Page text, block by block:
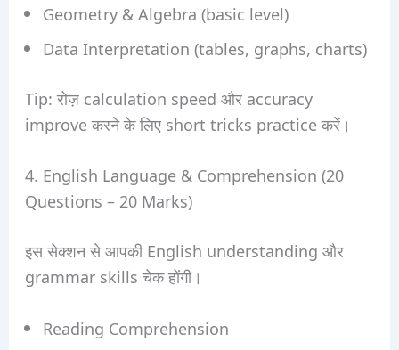
Geometry & Algebra (basic level)
Data Interpretation (tables, graphs, charts)
Tip: रोज़ calculation speed और accuracy
improve करने के लिए short tricks practice करें।
4. English Language & Comprehension (20
Questions – 20 Marks)
इस सेक्शन से आपकी English understanding और
grammar skills चेक होंगी।
Reading Comprehension